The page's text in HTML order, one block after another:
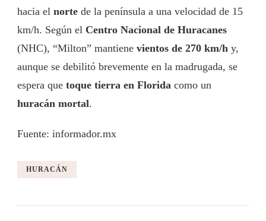
hacia el norte de la península a una velocidad de 15
km/h. Según el Centro Nacional de Huracanes
(NHC), “Milton” mantiene vientos de 270 km/h y,
aunque se debilitó brevemente en la madrugada, se
espera que toque tierra en Florida como un
huracán mortal.
Fuente: informador.mx
HURACÁN